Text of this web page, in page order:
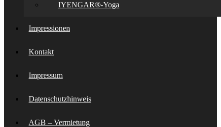
IYENGAR®-Yoga
Impressionen
Kontakt
Impressum
Datenschutzhinweis
AGB – Vermietung